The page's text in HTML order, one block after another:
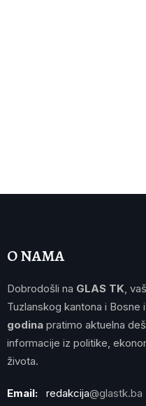
O NAMA
Dobrodošli na GLAS TK ,
Tuzlanskog kantona i Bosne
godina pratimo aktuelna
informacije iz politike,
života.
Email: redakcija@glastk.ba